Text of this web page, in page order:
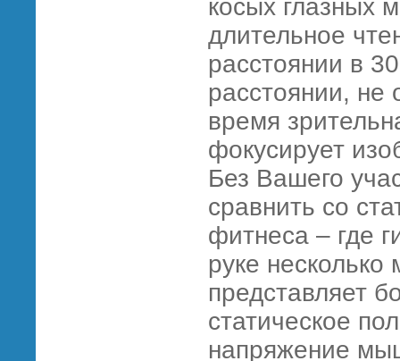
косых глазных
длительное
расстоянии в
расстоянии, не
время
фокусирует
Без Вашего
сравнить со
фитнеса – где
руке
представляет
статическое
напряжение